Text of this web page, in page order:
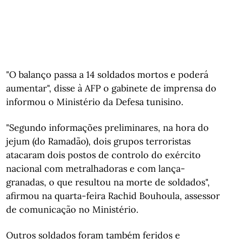
"O balanço passa a 14 soldados mortos e poderá
aumentar", disse à AFP o gabinete de imprensa do
informou o Ministério da Defesa tunisino.
"Segundo informações preliminares, na hora do
jejum (do Ramadão), dois grupos terroristas
atacaram dois postos de controlo do exército
nacional com metralhadoras e com lança-
granadas, o que resultou na morte de soldados",
afirmou na quarta-feira Rachid Bouhoula, assessor
de comunicação no Ministério.
Outros soldados foram também feridos e